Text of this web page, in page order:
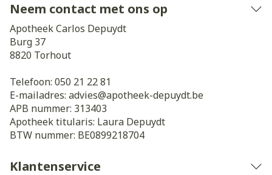
Neem contact met ons op
Apotheek Carlos Depuydt
Burg 37
8820 Torhout
Telefoon: 050 21 22 81
E-mailadres: advies@apotheek-depuydt.be
APB nummer: 313403
Apotheek titularis: Laura Depuydt
BTW nummer: BE0899218704
Klantenservice